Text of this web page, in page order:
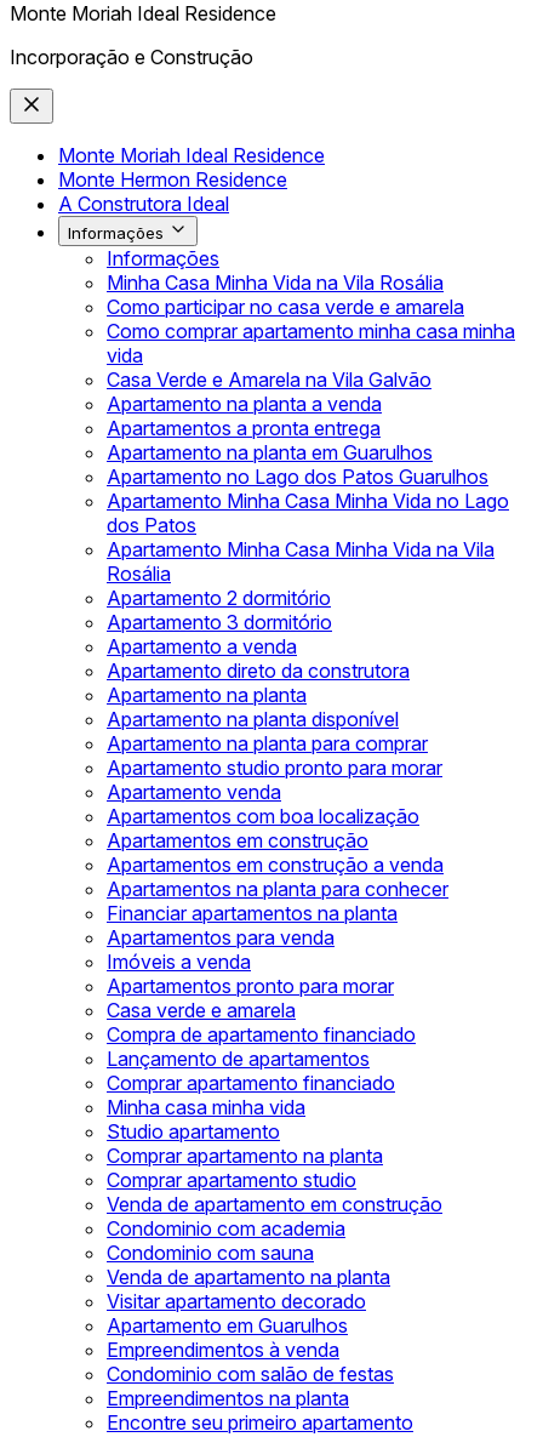
Monte Moriah Ideal Residence
Incorporação e Construção
Monte Moriah Ideal Residence
Monte Hermon Residence
A Construtora Ideal
Informações
Informações
Minha Casa Minha Vida na Vila Rosália
Como participar no casa verde e amarela
Como comprar apartamento minha casa minha
vida
Casa Verde e Amarela na Vila Galvão
Apartamento na planta a venda
Apartamentos a pronta entrega
Apartamento na planta em Guarulhos
Apartamento no Lago dos Patos Guarulhos
Apartamento Minha Casa Minha Vida no Lago
dos Patos
Apartamento Minha Casa Minha Vida na Vila
Rosália
Apartamento 2 dormitório
Apartamento 3 dormitório
Apartamento a venda
Apartamento direto da construtora
Apartamento na planta
Apartamento na planta disponível
Apartamento na planta para comprar
Apartamento studio pronto para morar
Apartamento venda
Apartamentos com boa localização
Apartamentos em construção
Apartamentos em construção a venda
Apartamentos na planta para conhecer
Financiar apartamentos na planta
Apartamentos para venda
Imóveis a venda
Apartamentos pronto para morar
Casa verde e amarela
Compra de apartamento financiado
Lançamento de apartamentos
Comprar apartamento financiado
Minha casa minha vida
Studio apartamento
Comprar apartamento na planta
Comprar apartamento studio
Venda de apartamento em construção
Condominio com academia
Condominio com sauna
Venda de apartamento na planta
Visitar apartamento decorado
Apartamento em Guarulhos
Empreendimentos à venda
Condominio com salão de festas
Empreendimentos na planta
Encontre seu primeiro apartamento